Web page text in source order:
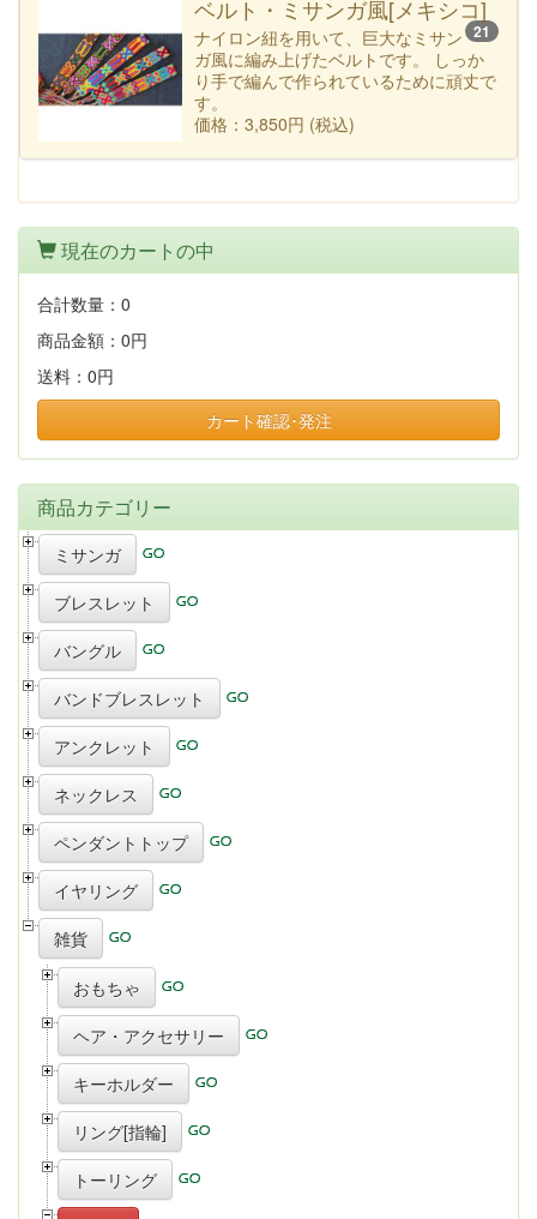
ベルト・ミサンガ風[メキシコ]
21
ナイロン紐を用いて、巨大なミサン
ガ風に編み上げたベルトです。 しっか
り手で編んで作られているために頑丈で
す。
価格：3,850円 (税込)
現在のカートの中
合計数量： 0
商品金額： 0円
送料： 0円
カート確認･発注
商品カテゴリー
ミサンガ
ブレスレット
バングル
バンドブレスレット
アンクレット
ネックレス
ペンダントトップ
イヤリング
雑貨
おもちゃ
ヘア・アクセサリー
キーホルダー
リング[指輪]
トーリング